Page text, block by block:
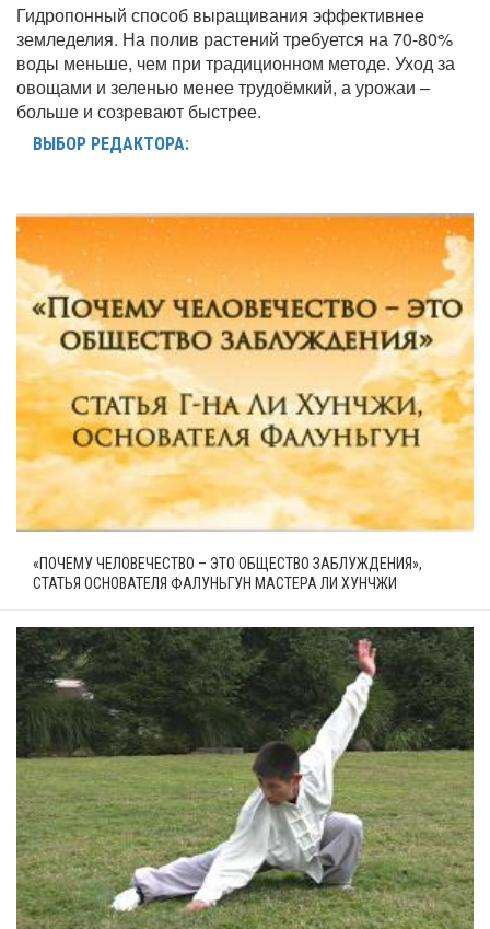
Гидропонный способ выращивания эффективнее
земледелия. На полив растений требуется на 70-80%
воды меньше, чем при традиционном методе. Уход за
овощами и зеленью менее трудоёмкий, а урожаи –
больше и созревают быстрее.
ВЫБОР РЕДАКТОРА:
«ПОЧЕМУ ЧЕЛОВЕЧЕСТВО – ЭТО ОБЩЕСТВО ЗАБЛУЖДЕНИЯ»,
СТАТЬЯ ОСНОВАТЕЛЯ ФАЛУНЬГУН МАСТЕРА ЛИ ХУНЧЖИ